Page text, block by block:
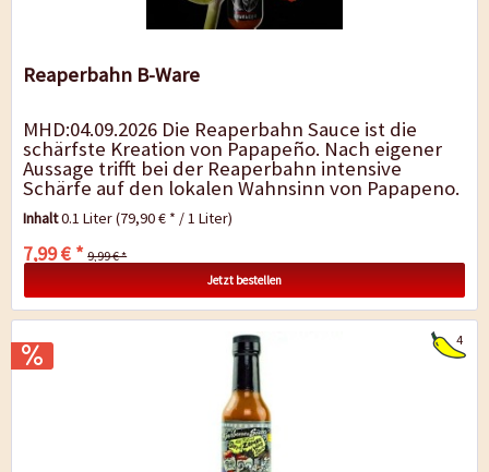
Reaperbahn B-Ware
MHD:04.09.2026 Die Reaperbahn Sauce ist die
schärfste Kreation von Papapeño. Nach eigener
Aussage trifft bei der Reaperbahn intensive
Schärfe auf den lokalen Wahnsinn von Papapeno.
Intensiv, scharf, lecker -...
Inhalt0.1 Liter(79,90 € * / 1 Liter)
7,99 € * 9,99 € *
Jetzt bestellen
4